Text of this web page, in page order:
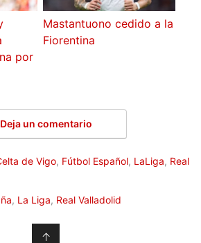
por
Mastantuono cedido a la
Fiorentina
Deja un comentario
de Vigo, Fútbol Español, LaLiga, Real
, La Liga, Real Valladolid
↑